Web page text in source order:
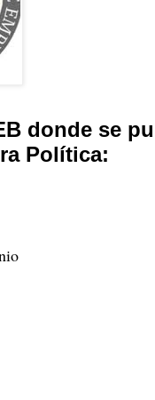
donde se
Política: